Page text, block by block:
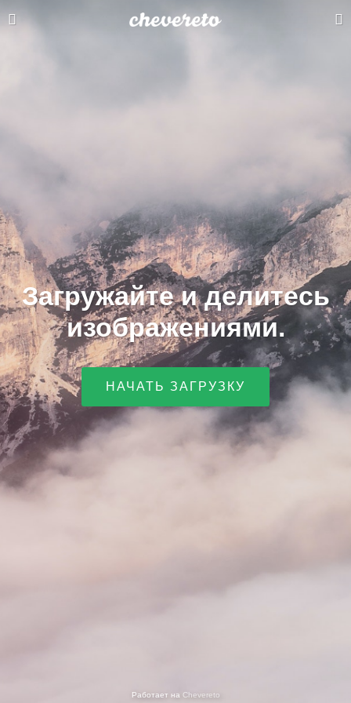
Загружайте и делитесь
изображениями.
НАЧАТЬ ЗАГРУЗКУ
Работает на Chevereto